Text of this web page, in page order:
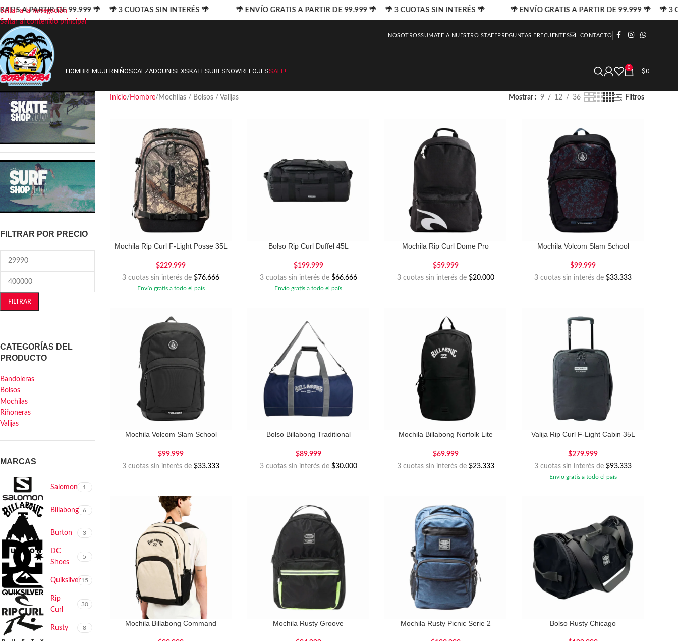
Saltar a la navegación
Saltar al contenido principal
NOSOTROSSUMATE A NUESTRO STAFFPREGUNTAS FRECUENTES CONTACTO
HOMBREMUJERNIÑOSCALZADOUNISEXSKATESURFSNOWRELOJESSALE! 0 $0
FILTRAR POR PRECIO
FILTRAR
CATEGORÍAS DEL
PRODUCTO
Bandoleras
Bolsos
Mochilas
Riñoneras
Valijas
MARCAS
Salomon 1
Billabong 6
Burton 3
DC
Shoes
5
Quiksilver15
Rip
Curl
30
Rusty 8
Inicio Hombre Mochilas / Bolsos / Valijas Mostrar 9 12 36 Filtros
Mochila Rip Curl F-Light Posse 35L
$229.999
3 cuotas sin interés de$76.666
Envío gratis a todo el país
Bolso Rip Curl Duffel 45L
$199.999
3 cuotas sin interés de $66.666
Envío gratis a todo el país
Mochila Rip Curl Dome Pro
$59.999
3 cuotas sin interés de $20.000
Mochila Volcom Slam School
$99.999
3 cuotas sin interés de$33.333
Mochila Volcom Slam School
$99.999
3 cuotas sin interés de$33.333
Bolso Billabong Traditional
$89.999
3 cuotas sin interés de $30.000
Mochila Billabong Norfolk Lite
$69.999
3 cuotas sin interés de $23.333
Valija Rip Curl F-Light Cabin 35L
$279.999
3 cuotas sin interés de$93.333
Envío gratis a todo el país
Mochila Billabong Command Mochila Rusty Groove Mochila Rusty Picnic Serie 2 Bolso Rusty Chicago
A PARTIR DE 99.999 🌴 🌴 3 CUOTAS SIN INTERÉS 🌴 🌴 ENVÍO GRATIS A PARTIR DE 99.999 🌴 🌴 3 CUOTAS SIN INTERÉS 🌴 🌴 ENVÍO GRATIS A PARTIR DE 99.999 🌴 🌴 3